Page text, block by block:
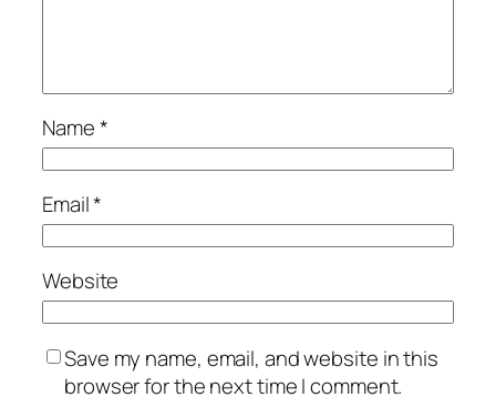
Name*
Email*
Website
Save my name, email, and website in this
browser for the next time I comment.